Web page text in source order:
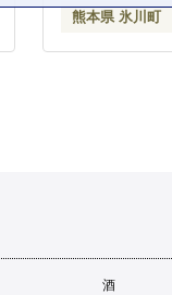
熊本県 氷川町
酒